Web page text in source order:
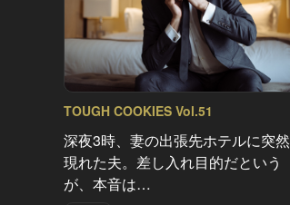
TOUGH COOKIES Vol.51
深夜3時、妻の出張先ホテルに突然
現れた夫。差し入れ目的だという
が、本音は…